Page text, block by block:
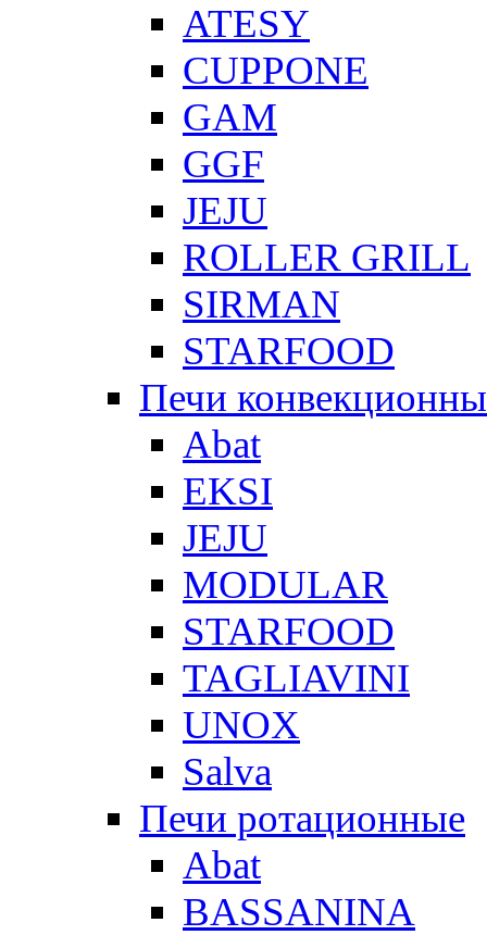
ATESY
CUPPONE
GAM
GGF
JEJU
ROLLER GRILL
SIRMAN
STARFOOD
Печи
Abat
EKSI
JEJU
MODULAR
STARFOOD
TAGLIAVINI
UNOX
Salva
Печи ротационные
Abat
BASSANINA